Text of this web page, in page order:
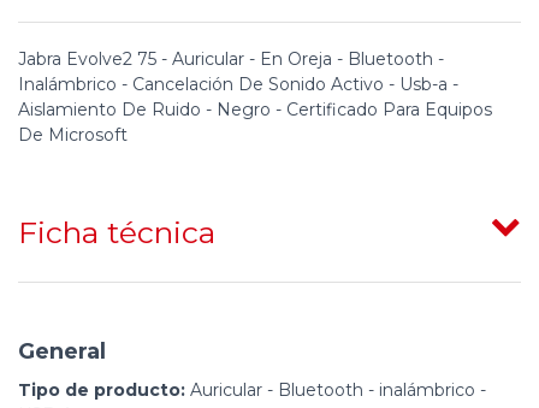
Jabra Evolve2 75 - Auricular - En Oreja - Bluetooth -
Inalámbrico - Cancelación De Sonido Activo - Usb-a -
Aislamiento De Ruido - Negro - Certificado Para Equipos
De Microsoft
Ficha técnica
General
Tipo de producto: Auricular - Bluetooth - inalámbrico -